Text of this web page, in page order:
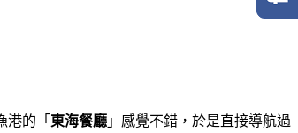
港的「 東海餐廳 」感覺不錯，於是直接導航過